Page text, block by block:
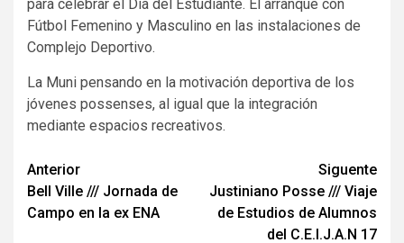
para celebrar el Día del Estudiante. El arranque con
Fútbol Femenino y Masculino en las instalaciones de
Complejo Deportivo.
La Muni pensando en la motivación deportiva de los
jóvenes possenses, al igual que la integración
mediante espacios recreativos.
Navegación
de
Anterior
Bell Ville /// Jornada de
Campo en la ex ENA
Siguente
Justiniano Posse /// Viaje
de Estudios de Alumnos
del C.E.I.J.A.N 17